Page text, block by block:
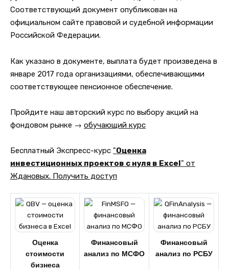
Соответствующий документ опубликован на
официальном сайте правовой и судебной информации
Российской Федерации.
Как указано в документе, выплата будет произведена в
январе 2017 года организациями, обеспечивающими
соответствующее пенсионное обеспечение.
Пройдите наш авторский курс по выбору акций на
фондовом рынке → обучающий курс
Бесплатный Экспресс-курс "Оценка
инвестиционных проектов с нуля в Excel" от
Ждановых. Получить доступ
Оценка
стоимости
бизнеса
Финансовый
анализ по МСФО
Финансовый
анализ по РСБУ